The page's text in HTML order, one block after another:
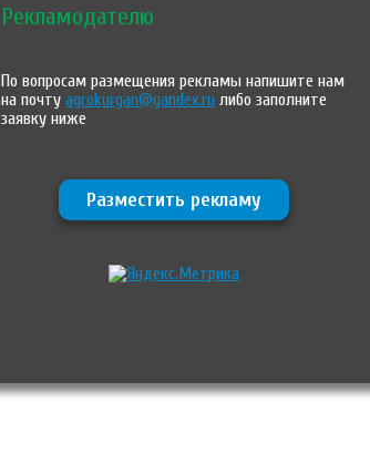
Рекламодателю
По вопросам размещения рекламы напишите нам
на почтуagrokurgan@yandex.ru либо заполните
заявку ниже
Разместить рекламу